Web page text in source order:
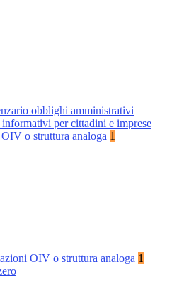
obblighi amministrativi
per cittadini e imprese
o struttura analoga 1
OIV o struttura analoga 1